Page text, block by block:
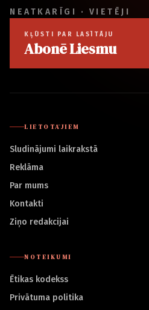
NEATKARĪGI · VIETĒJI
KĻŪSTI PAR LASĪTĀJU
Abonē Liesmu
LIETOTĀJIEM
Sludinājumi laikrakstā
Reklāma
Par mums
Kontakti
Ziņo redakcijai
NOTEIKUMI
Ētikas kodekss
Privātuma politika